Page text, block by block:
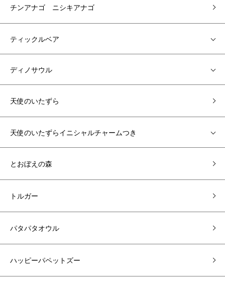
チンアナゴ ニシキアナゴ
ティックルベア
ディノサウル
天使のいたずら
天使のいたずらイニシャルチャームつき
とおぼえの森
トルガー
パタパタオウル
ハッピーパペットズー